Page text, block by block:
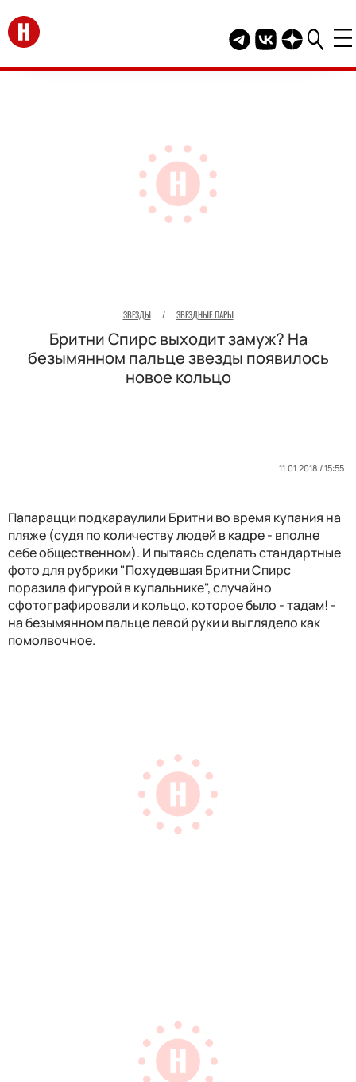
Перейти на главную
Telegram канал
Группа HELLO
Канал
ЗВЕЗДЫ / ЗВЕЗДНЫЕ ПАРЫ
Бритни Спирс выходит замуж? На
безымянном пальце звезды появилось
новое кольцо
11.01.2018 / 15:55
Папарацци подкараулили Бритни во время купания на
пляже (судя по количеству людей в кадре - вполне
себе общественном). И пытаясь сделать стандартные
фото для рубрики "Похудевшая Бритни Спирс
поразила фигурой в купальнике", случайно
сфотографировали и кольцо, которое было - тадам! -
на безымянном пальце левой руки и выглядело как
помолвочное.